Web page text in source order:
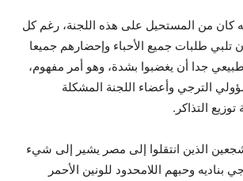
كان من المستحيل على هذه اللجنة، رغم كل
تلبي طلبات جميع الأحباء وإحضارهم جميعا
جدا أن يغضبوا بشدة، وهو أمر مفهوم،
الترجي وأعضاء اللجنة المشكلة
التذاكر.
الذين انتقلوا إلى مصر يشير إلى شيء
بناديه وحبهم اللامحدود للونين الأحمر